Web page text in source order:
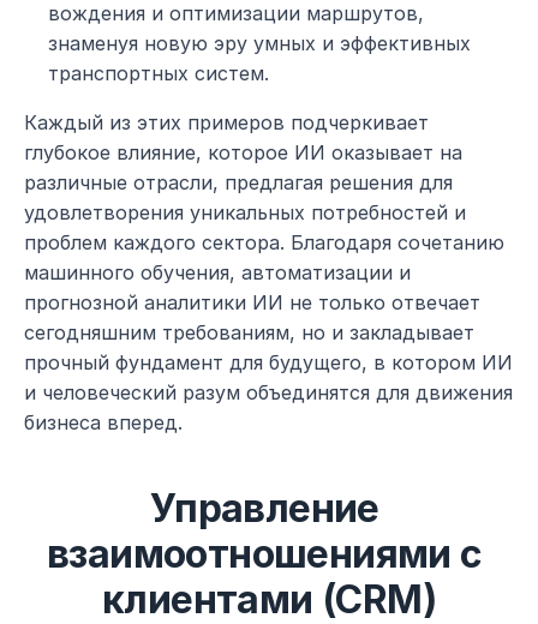
вождения и оптимизации маршрутов,
знаменуя новую эру умных и эффективных
транспортных систем.
Каждый из этих примеров подчеркивает
глубокое влияние, которое ИИ оказывает на
различные отрасли, предлагая решения для
удовлетворения уникальных потребностей и
проблем каждого сектора. Благодаря сочетанию
машинного обучения, автоматизации и
прогнозной аналитики ИИ не только отвечает
сегодняшним требованиям, но и закладывает
прочный фундамент для будущего, в котором ИИ
и человеческий разум объединятся для движения
бизнеса вперед.
Управление
взаимоотношениями с
клиентами (CRM)